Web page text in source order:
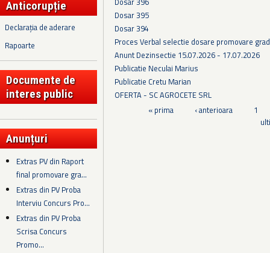
Anticorupție
Declarația de aderare
Rapoarte
Documente de
interes public
Anunțuri
Extras PV din Raport
final promovare gra...
Extras din PV Proba
Interviu Concurs Pro...
Extras din PV Proba
Scrisa Concurs
Promo...
Dosar 395
Dosar 394
Proces Verbal selectie dosare promovare
Anunt Dezinsectie 15.07.2026 - 17.07.2026
Publicatie Neculai Marius
Publicatie Cretu Marian
OFERTA - SC AGROCETE SRL
Pagini« prima ‹ anterioara
1